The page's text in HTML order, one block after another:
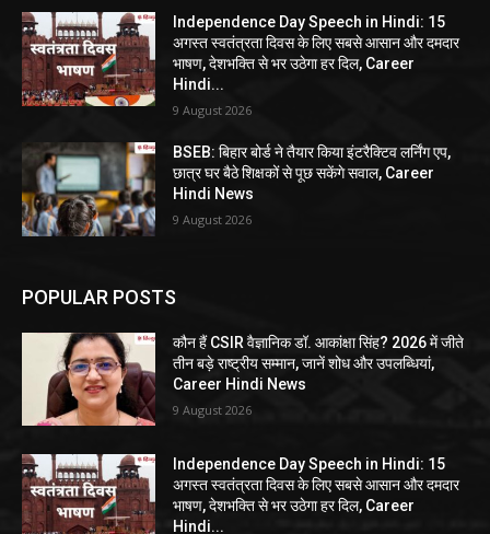
Independence Day Speech in Hindi: 15
अगस्त स्वतंत्रता दिवस के लिए सबसे आसान और दमदार
भाषण, देशभक्ति से भर उठेगा हर दिल, Career
Hindi...
9 August 2026
BSEB: बिहार बोर्ड ने तैयार किया इंटरैक्टिव लर्निंग एप,
छात्र घर बैठे शिक्षकों से पूछ सकेंगे सवाल, Career
Hindi News
9 August 2026
POPULAR POSTS
कौन हैं CSIR वैज्ञानिक डॉ. आकांक्षा सिंह? 2026 में जीते
तीन बड़े राष्ट्रीय सम्मान, जानें शोध और उपलब्धियां,
Career Hindi News
9 August 2026
Independence Day Speech in Hindi: 15
अगस्त स्वतंत्रता दिवस के लिए सबसे आसान और दमदार
भाषण, देशभक्ति से भर उठेगा हर दिल, Career
Hindi...